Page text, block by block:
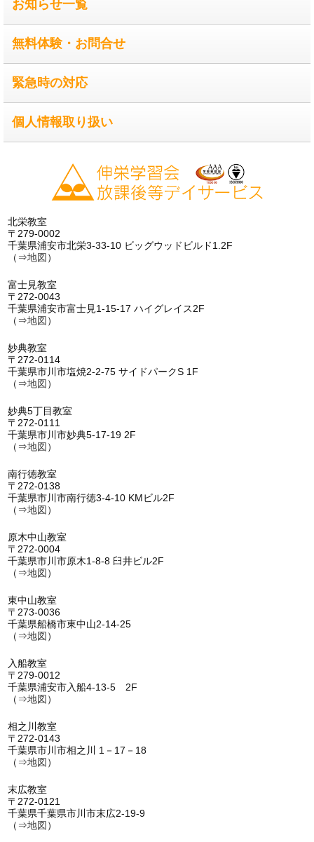
お知らせ一覧
無料体験・お問合せ
緊急時の対応
個人情報取り扱い
北栄教室
〒279-0002
千葉県浦安市北栄3-33-10 ビッグウッドビルド1.2F
（⇒地図 ）
富士見教室
〒272-0043
千葉県浦安市富士見1-15-17 ハイグレイス2F
（⇒地図 ）
妙典教室
〒272-0114
千葉県市川市塩焼2-2-75 サイドパークS 1F
（⇒地図 ）
妙典5丁目教室
〒272-0111
千葉県市川市妙典5-17-19 2F
（⇒地図 ）
南行徳教室
〒272-0138
千葉県市川市南行徳3-4-10 KMビル2F
（⇒地図 ）
原木中山教室
〒272-0004
千葉県市川市原木1-8-8 臼井ビル2F
（⇒地図 ）
東中山教室
〒273-0036
千葉県船橋市東中山2-14-25
（⇒地図 ）
入船教室
〒279-0012
千葉県浦安市入船4-13-5 2F
（⇒地図 ）
相之川教室
〒272-0143
千葉県市川市相之川 1－17－18
（⇒地図 ）
末広教室
〒272-0121
千葉県千葉県市川市末広2-19-9
（⇒地図 ）